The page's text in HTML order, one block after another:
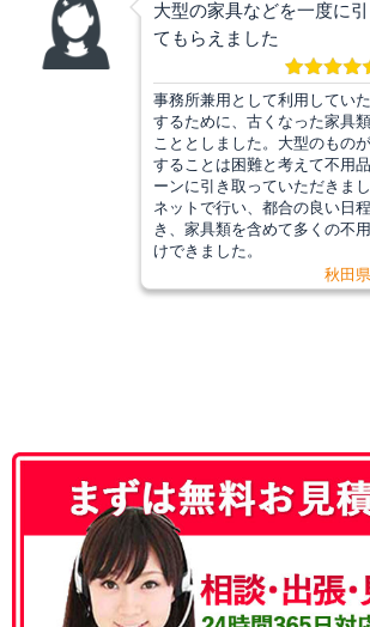
大型の家具などを一度に
てもらえました
事務所兼用として利用してい
するために、古くなった家具
こととしました。大型のもの
することは困難と考えて不用
ーンに引き取っていただきま
ネットで行い、都合の良い日
き、家具類を含めて多くの不
けできました。
秋田